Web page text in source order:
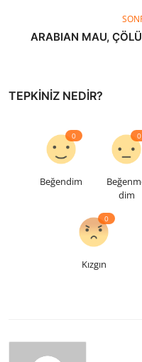
ARABIAN MAU,
TEPKINIZ NEDIR?
Beğendim
0
dim
0
Kızgın
0